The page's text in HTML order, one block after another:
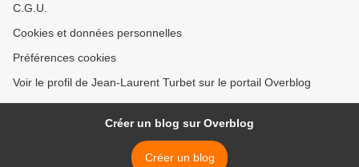
C.G.U.
Cookies et données personnelles
Préférences cookies
Voir le profil de Jean-Laurent Turbet sur le portail Overblog
Créer un blog sur Overblog
Créer un blog